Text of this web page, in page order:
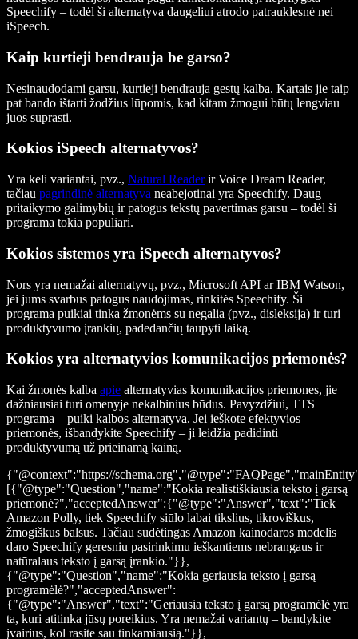
Speechify – todėl ši alternatyva daugeliui atrodo patrauklesnė nei
iSpeech.
Kaip kurtieji bendrauja be garso?
Nesinaudodami garsu, kurtieji bendrauja gestų kalba. Kartais jie taip
pat bando ištarti žodžius lūpomis, kad kitam žmogui būtų lengviau
juos suprasti.
Kokios iSpeech alternatyvos?
Yra keli variantai, pvz., Natural Readerir Voice Dream Reader,
tačiau pagrindinė alternatyva neabejotinai yra Speechify. Daug
pritaikymo galimybių ir patogus tekstų pavertimas garsu – todėl ši
programa tokia populiari.
Kokios sistemos yra iSpeech alternatyvos?
Nors yra nemažai alternatyvų, pvz., Microsoft API ar IBM Watson,
jei jums svarbus patogus naudojimas, rinkitės Speechify. Ši
programa puikiai tinka žmonėms su negalia (pvz., disleksija) ir turi
produktyvumo įrankių, padedančių taupyti laiką.
Kokios yra alternatyvios komunikacijos priemonės?
Kai žmonės kalba apie alternatyvias komunikacijos priemones, jie
dažniausiai turi omenyje nekalbinius būdus. Pavyzdžiui, TTS
programa – puiki kalbos alternatyva. Jei ieškote efektyvios
priemonės, išbandykite Speechify – ji leidžia padidinti
produktyvumą už prieinamą kainą.
{"@context":"https://
[{"@type":"Question","name":"Kokia realistiškiausia teksto į garsą
priemonė?","acceptedAnswer":{"@type":"Answer","text":"Tiek
Amazon Polly, tiek Speechify siūlo labai tikslius, tikroviškus,
žmogiškus balsus. Tačiau sudėtingas Amazon kainodaros modelis
daro Speechify geresniu pasirinkimu ieškantiems nebrangaus ir
natūralaus teksto į garsą įrankio."}},
{"@type":"Question","name":"Kokia geriausia teksto į garsą
programėlė?","acceptedAnswer":
{"@type":"Answer","text":"Geriausia teksto į garsą programėlė yra
ta, kuri atitinka jūsų poreikius. Yra nemažai variantų – bandykite
įvairius, kol rasite sau tinkamiausią."}},